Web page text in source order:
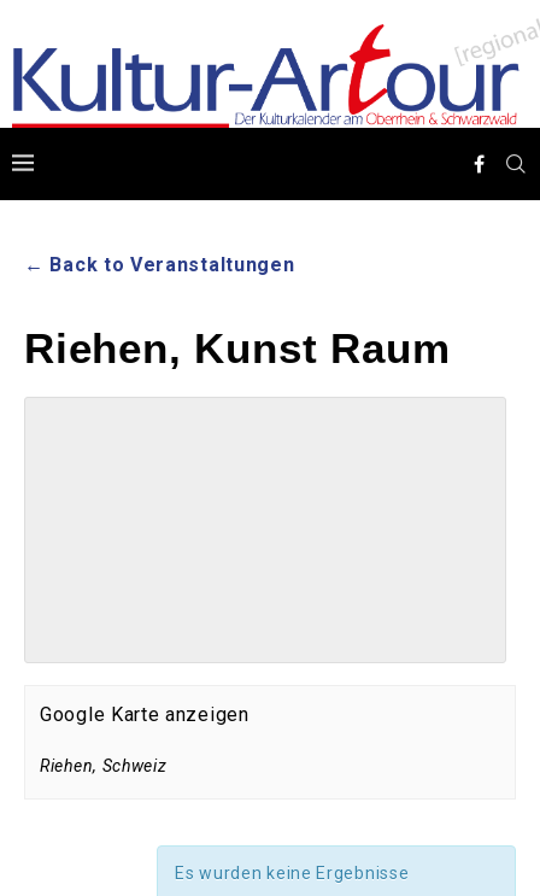
← Back to Veranstaltungen
Riehen, Kunst Raum
Google Karte anzeigen
Riehen, Schweiz
Es wurden keine Ergebnisse